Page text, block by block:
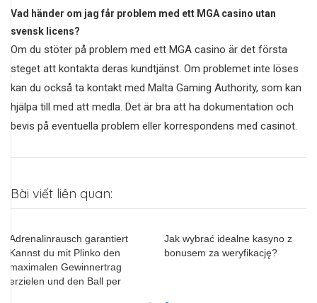
Vad händer om jag får problem med ett MGA casino utan
svensk licens?
Om du stöter på problem med ett MGA casino är det första
steget att kontakta deras kundtjänst. Om problemet inte löses
kan du också ta kontakt med Malta Gaming Authority, som kan
hjälpa till med att medla. Det är bra att ha dokumentation och
bevis på eventuella problem eller korrespondens med casinot.
Bài viết liên quan:
Adrenalinrausch garantiert
Kannst du mit Plinko den
maximalen Gewinnertrag
erzielen und den Ball per
Jak wybrać idealne kasyno z
bonusem za weryfikację?